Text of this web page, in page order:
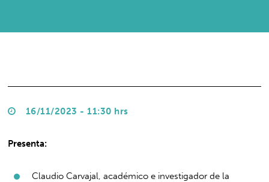
16/11/2023 - 11:30 hrs
Presenta:
Claudio Carvajal, académico e investigador de la